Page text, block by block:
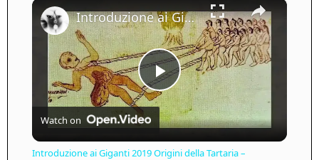
×
Play
Video
Introduzione ai Giganti 2019 Origini della Tartaria – SOTTOTITOLI-SUBTITLES
Watch on
Introduzione ai Giganti 2019 Origini della Tartaria –